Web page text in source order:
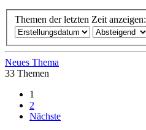
Themen der letzten Zeit anzeigen:
Neues Thema
33 Themen
1
2
Nächste